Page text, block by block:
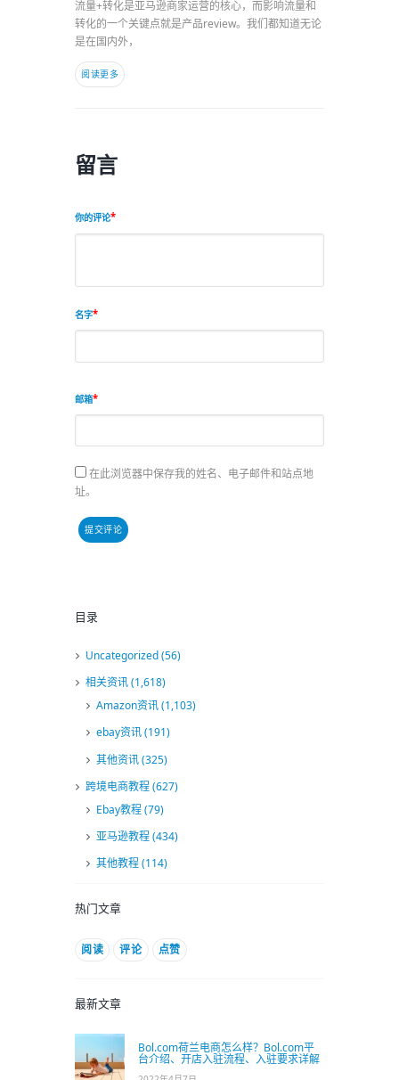
流量+转化是亚马逊商家运营的核心，而影响流量和
转化的一个关键点就是产品review。我们都知道无论
是在国内外，
阅读更多
留言
你的评论
名字
邮箱
在此浏览器中保存我的姓名、电子邮件和站点地
址。
目录
Uncategorized(56)
相关资讯(1,618)
Amazon资讯(1,103)
ebay资讯(191)
其他资讯(325)
跨境电商教程(627)
Ebay教程(79)
亚马逊教程(434)
其他教程(114)
热门文章
阅读 评论 点赞
最新文章
Bol.com荷兰电商怎么样？Bol.com平
台介绍、开店入驻流程、入驻要求详解